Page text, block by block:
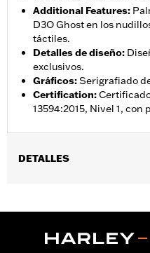
Additional Features:
D3O Ghost en los
táctiles.
Detalles de diseño:
exclusivos.
Gráficos:Serigrafiado
Certification:
13594:2015, Nivel 1,
DETALLES
Colección:Willie G. Skull
ProtecciÃ³n incluida,